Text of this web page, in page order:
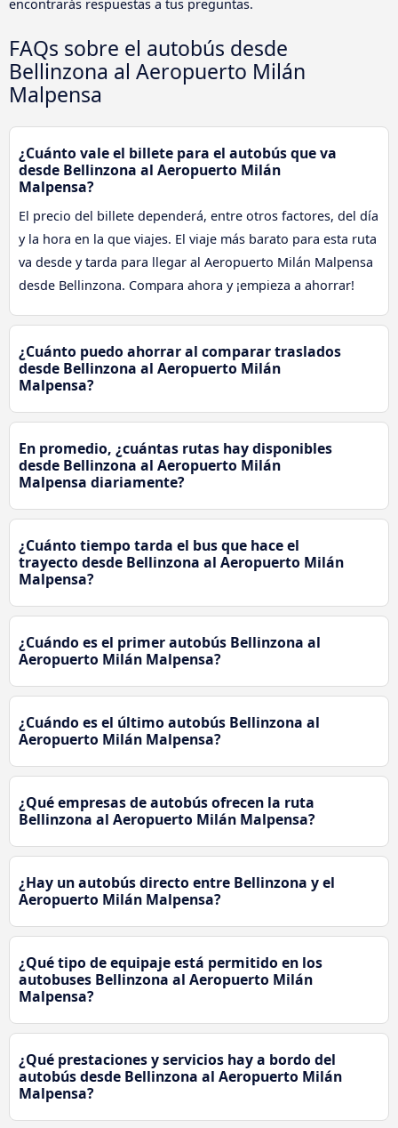
encontrarás respuestas a tus preguntas.
FAQs sobre el autobús desde
Bellinzona al Aeropuerto Milán
Malpensa
¿Cuánto vale el billete para el autobús que va
desde Bellinzona al Aeropuerto Milán
Malpensa?
El precio del billete dependerá, entre otros factores, del día
y la hora en la que viajes. El viaje más barato para esta ruta
va desde y tarda para llegar al Aeropuerto Milán Malpensa
desde Bellinzona. Compara ahora y ¡empieza a ahorrar!
¿Cuánto puedo ahorrar al comparar traslados
desde Bellinzona al Aeropuerto Milán
Malpensa?
En promedio, ¿cuántas rutas hay disponibles
desde Bellinzona al Aeropuerto Milán
Malpensa diariamente?
¿Cuánto tiempo tarda el bus que hace el
trayecto desde Bellinzona al Aeropuerto Milán
Malpensa?
¿Cuándo es el primer autobús Bellinzona al
Aeropuerto Milán Malpensa?
¿Cuándo es el último autobús Bellinzona al
Aeropuerto Milán Malpensa?
¿Qué empresas de autobús ofrecen la ruta
Bellinzona al Aeropuerto Milán Malpensa?
¿Hay un autobús directo entre Bellinzona y el
Aeropuerto Milán Malpensa?
¿Qué tipo de equipaje está permitido en los
autobuses Bellinzona al Aeropuerto Milán
Malpensa?
¿Qué prestaciones y servicios hay a bordo del
autobús desde Bellinzona al Aeropuerto Milán
Malpensa?